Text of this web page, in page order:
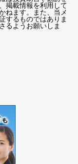
掲載情報を利用して
ねます。また、当メ
するものではありま
るようお願いしま